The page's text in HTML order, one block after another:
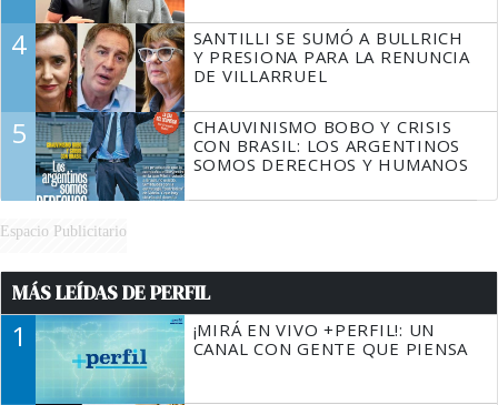
4
SANTILLI SE SUMÓ A BULLRICH
Y PRESIONA PARA LA RENUNCIA
DE VILLARRUEL
5
CHAUVINISMO BOBO Y CRISIS
CON BRASIL: LOS ARGENTINOS
SOMOS DERECHOS Y HUMANOS
Espacio Publicitario
MÁS LEÍDAS DE PERFIL
1
¡MIRÁ EN VIVO +PERFIL!: UN
CANAL CON GENTE QUE PIENSA